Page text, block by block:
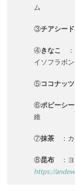
ム
③チアシード
④きなこ
：
イソフラボン
⑤ココナッツ
⑥ポピーシ
維
⑦抹茶 ：カ
⑧昆布 ：ヨ
https://